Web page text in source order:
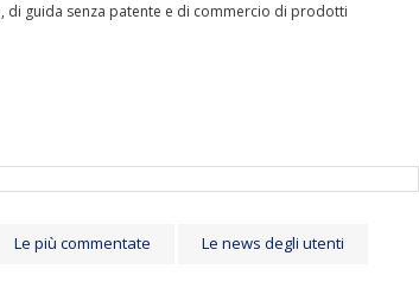
guida senza patente e di commercio di prodotti
Le più commentate Le news degli utenti